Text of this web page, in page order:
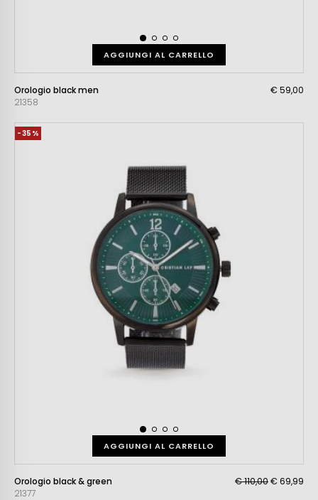
AGGIUNGI AL CARRELLO
Orologio black men
21358
€ 59,00
-35%
AGGIUNGI AL CARRELLO
Orologio black & green
21377
€ 110,00€ 69,99